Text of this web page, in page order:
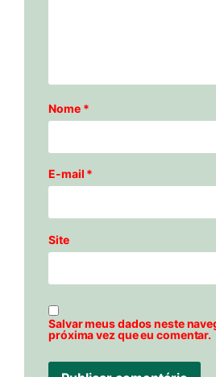
Nome *
E-mail *
Site
Salvar meus dados neste
próxima vez que eu comentar.